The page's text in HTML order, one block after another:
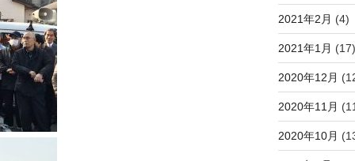
2021年2月 (4)
2021年1月 (17)
2020年12月
2020年11月
2020年10月